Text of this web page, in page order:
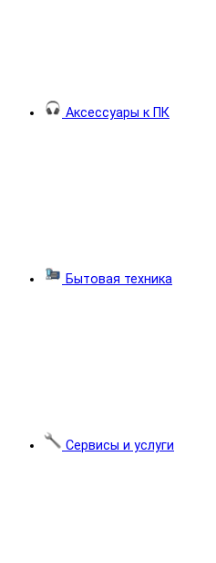
Аксессуары к ПК
Бытовая техника
Сервисы и услуги